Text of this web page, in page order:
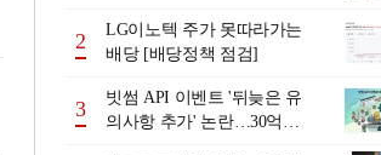
2
LG이노텍 주가 못따라가는
배당 [배당정책 점검]
3
빗썸 API 이벤트 '뒤늦은 유
의사항 추가' 논란…30억원